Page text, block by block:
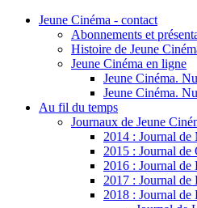
Jeune Cinéma - contact
Abonnements et
Histoire de Jeune
Jeune Cinéma en ligne
Jeune Cinéma.
Jeune Cinéma.
Au fil du temps
Journaux de Jeune
2014 : Journal de
2015 : Journal
2016 : Journal de
2017 : Journal de
2018 : Journal